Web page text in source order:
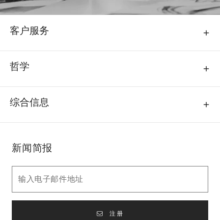
客户服务
哲学
综合信息
新闻简报
注册